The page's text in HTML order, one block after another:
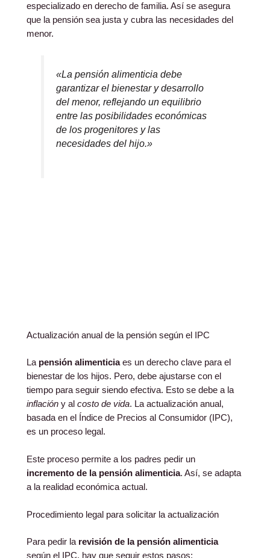
especializado en derecho de familia. Así se asegura
que la pensión sea justa y cubra las necesidades del
menor.
«La pensión alimenticia debe
garantizar el bienestar y desarrollo
del menor, reflejando un equilibrio
entre las posibilidades económicas
de los progenitores y las
necesidades del hijo.»
Actualización anual de la pensión según el IPC
La pensión alimenticiaes un derecho clave para el
bienestar de los hijos. Pero, debe ajustarse con el
tiempo para seguir siendo efectiva. Esto se debe a la
inflación y al costo de vida. La actualización anual,
basada en el Índice de Precios al Consumidor (IPC),
es un proceso legal.
Este proceso permite a los padres pedir un
incremento de la pensión alimenticia. Así, se adapta
a la realidad económica actual.
Procedimiento legal para solicitar la actualización
Para pedir la revisión de la pensión alimenticia
según el IPC, hay que seguir estos pasos: